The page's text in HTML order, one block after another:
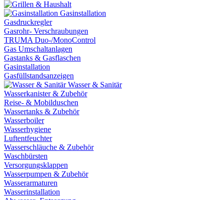
Gasinstallation
Gasdruckregler
Gasrohr- Verschraubungen
TRUMA Duo-/MonoControl
Gas Umschaltanlagen
Gastanks & Gasflaschen
Gasinstallation
Gasfüllstandsanzeigen
Wasser & Sanitär
Wasserkanister & Zubehör
Reise- & Mobilduschen
Wassertanks & Zubehör
Wasserboiler
Wasserhygiene
Luftentfeuchter
Wasserschläuche & Zubehör
Waschbürsten
Versorgungsklappen
Wasserpumpen & Zubehör
Wasserarmaturen
Wasserinstallation